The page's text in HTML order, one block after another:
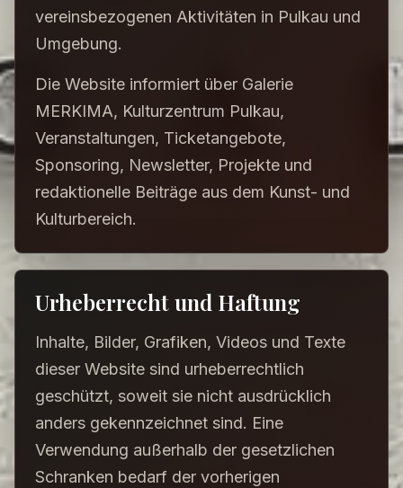
vereinsbezogenen Aktivitäten in Pulkau und
Umgebung.
Die Website informiert über Galerie
MERKIMA, Kulturzentrum Pulkau,
Veranstaltungen, Ticketangebote,
Sponsoring, Newsletter, Projekte und
redaktionelle Beiträge aus dem Kunst- und
Kulturbereich.
Urheberrecht und Haftung
Inhalte, Bilder, Grafiken, Videos und Texte
dieser Website sind urheberrechtlich
geschützt, soweit sie nicht ausdrücklich
anders gekennzeichnet sind. Eine
Verwendung außerhalb der gesetzlichen
Schranken bedarf der vorherigen